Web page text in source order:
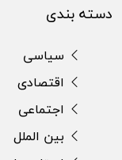
دسته بندی
سیاسی
اقتصادی
اجتماعی
بین الملل